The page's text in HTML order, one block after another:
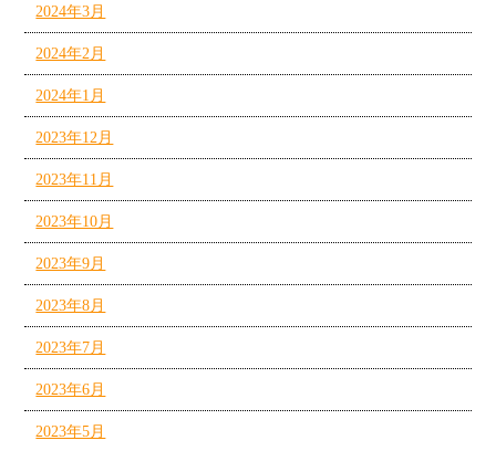
2024年3月
2024年2月
2024年1月
2023年12月
2023年11月
2023年10月
2023年9月
2023年8月
2023年7月
2023年6月
2023年5月